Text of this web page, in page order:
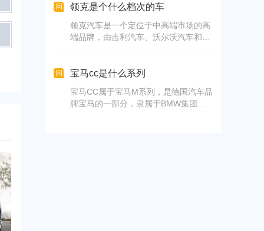
问 领克是个什么档次的车
领克汽车是一个定位于中高端市场的高
端品牌，由吉利汽车、沃尔沃汽车和吉
人群的审美和生活态度。领克汽车采用
术和品质上对标豪华品牌，为消费者带
来全新的价值体验。此外，领克汽车集
问 宝马cc是什么系列
宝马CC属于宝马M系列，是德国汽车品
牌宝马的一部分，隶属于BMW集团。